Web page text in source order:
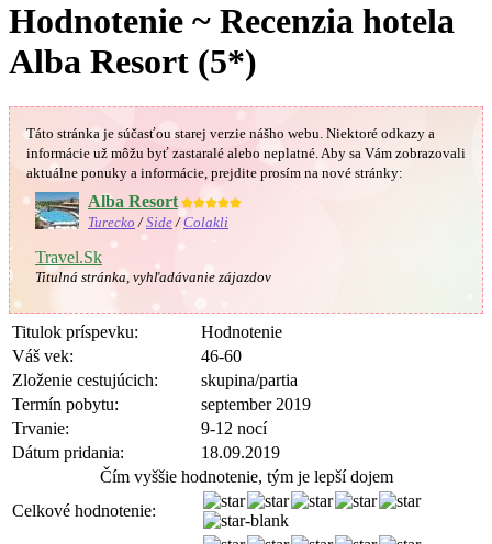
Hodnotenie ~ Recenzia hotela
Alba Resort (5*)
Táto stránka je súčasťou starej verzie nášho webu. Niektoré odkazy a
informácie už môžu byť zastaralé alebo neplatné. Aby sa Vám zobrazovali
aktuálne ponuky a informácie, prejdite prosím na nové stránky:
Alba Resort★★★★★
Turecko /Side /Colakli
Travel.Sk
Titulná stránka, vyhľadávanie zájazdov
Titulok príspevku:
Hodnotenie
Váš vek:
46-60
Zloženie cestujúcich:
skupina/partia
Termín pobytu:
september 2019
Trvanie:
9-12 nocí
Dátum pridania:
18.09.2019
Čím vyššie hodnotenie, tým je lepší dojem
Celkové hodnotenie: